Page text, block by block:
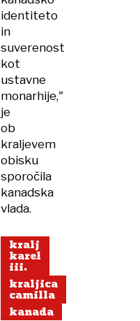
identiteto
in
suverenost
kot
ustavne
monarhije,"
je
ob
kraljevem
obisku
sporočila
kanadska
vlada.
kralj
karel
iii.
kraljica
camilla
kanada